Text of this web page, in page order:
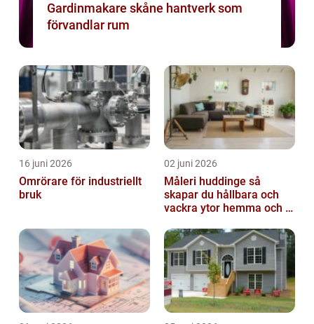
Gardinmakare skåne hantverk som
förvandlar rum
16 juni 2026
Omrörare för industriellt
bruk
02 juni 2026
Måleri huddinge så
skapar du hållbara och
vackra ytor hemma och i